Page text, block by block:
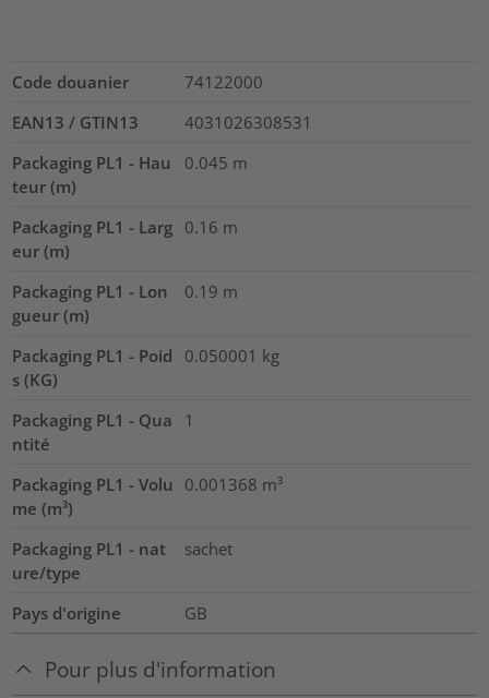
Code douanier
74122000
EAN13 / GTIN13
4031026308531
Packaging PL1 - Hau
teur (m)
0.045 m
Packaging PL1 - Larg
eur (m)
0.16 m
Packaging PL1 - Lon
gueur (m)
0.19 m
Packaging PL1 - Poid
s (KG)
0.050001 kg
Packaging PL1 - Qua
ntité
1
Packaging PL1 - Volu
me (m³)
0.001368 m³
Packaging PL1 - nat
ure/type
sachet
Pays d'origine GB
Pour plus d'information